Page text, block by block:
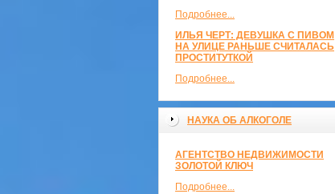
Подробнее...
ИЛЬЯ ЧЕРТ: ДЕВУШКА С ПИВОМ
НА УЛИЦЕ РАНЬШЕ СЧИТАЛАСЬ
ПРОСТИТУТКОЙ
Подробнее...
НАУКА ОБ АЛКОГОЛЕ
АГЕНТСТВО НЕДВИЖИМОСТИ
ЗОЛОТОЙ КЛЮЧ
Подробнее...